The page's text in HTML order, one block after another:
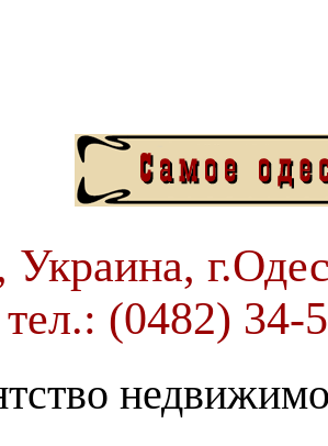
Украина,
тел.: (0482) 34-